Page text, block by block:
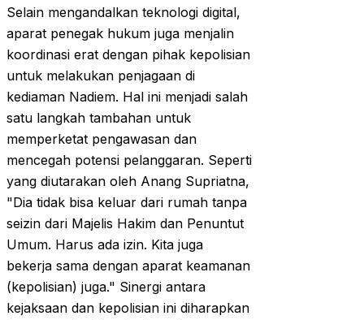
Selain mengandalkan teknologi digital,
aparat penegak hukum juga menjalin
koordinasi erat dengan pihak kepolisian
untuk melakukan penjagaan di
kediaman Nadiem. Hal ini menjadi salah
satu langkah tambahan untuk
memperketat pengawasan dan
mencegah potensi pelanggaran. Seperti
yang diutarakan oleh Anang Supriatna,
"Dia tidak bisa keluar dari rumah tanpa
seizin dari Majelis Hakim dan Penuntut
Umum. Harus ada izin. Kita juga
bekerja sama dengan aparat keamanan
(kepolisian) juga." Sinergi antara
kejaksaan dan kepolisian ini diharapkan